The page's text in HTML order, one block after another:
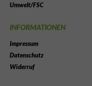
Umwelt/FSC
INFORMATIONEN
Impressum
Datenschutz
Widerruf